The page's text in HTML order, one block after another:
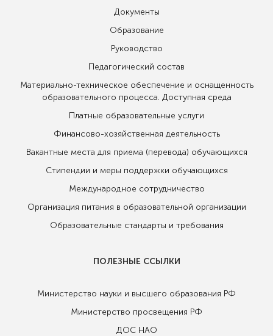
Документы
Образование
Руководство
Педагогический состав
Материально-техническое обеспечение и оснащенность
образовательного процесса. Доступная среда
Платные образовательные услуги
Финансово-хозяйственная деятельность
Вакантные места для приема (перевода) обучающихся
Стипендии и меры поддержки обучающихся
Международное сотрудничество
Организация питания в образовательной организации
Образовательные стандарты и требования
ПОЛЕЗНЫЕ ССЫЛКИ
Министерство науки и высшего образования РФ
Министерство просвещения РФ
ДОС НАО